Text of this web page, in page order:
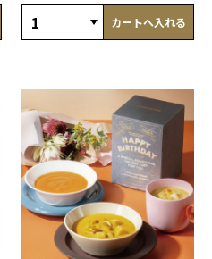
カートへ入れる